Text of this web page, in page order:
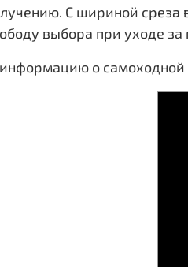
С шириной
выбора при уходе за
о самоходной